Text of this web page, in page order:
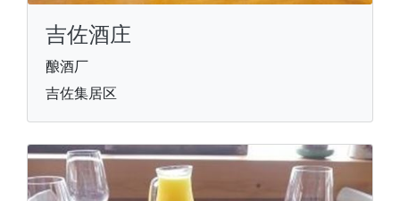
吉佐酒庄
酿酒厂
吉佐集居区